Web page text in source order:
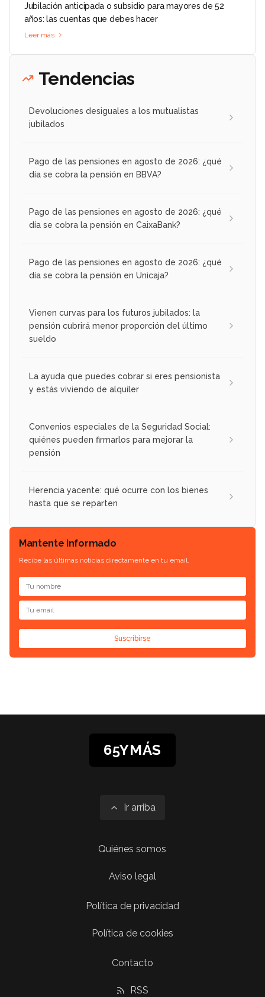
Jubilación anticipada o subsidio para mayores de 52
años: las cuentas que debes hacer
Leer más
Tendencias
Devoluciones desiguales a los mutualistas
jubilados
Pago de las pensiones en agosto de 2026: ¿qué
día se cobra la pensión en BBVA?
Pago de las pensiones en agosto de 2026: ¿qué
día se cobra la pensión en CaixaBank?
Pago de las pensiones en agosto de 2026: ¿qué
día se cobra la pensión en Unicaja?
Vienen curvas para los futuros jubilados: la
pensión cubrirá menor proporción del último
sueldo
La ayuda que puedes cobrar si eres pensionista
y estás viviendo de alquiler
Convenios especiales de la Seguridad Social:
quiénes pueden firmarlos para mejorar la
pensión
Herencia yacente: qué ocurre con los bienes
hasta que se reparten
Mantente informado
Recibe las últimas noticias directamente en tu email.
Suscribirse
65YMÁS
Ir arriba
Quiénes somos
Aviso legal
Política de privacidad
Política de cookies
Contacto
RSS